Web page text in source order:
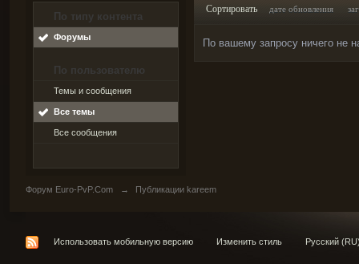
По типу контента
Форумы
По пользователю
Темы и сообщения
Все темы
Все сообщения
Сортировать дате обновления
По вашему запросу ничего не
Форум Euro-PvP.Com → Публикации kareem
Использовать мобильную версию Изменить стиль Русский